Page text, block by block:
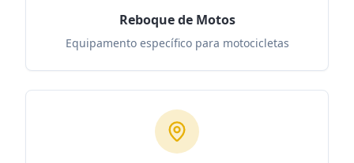
Reboque de Motos
Equipamento específico para motocicletas